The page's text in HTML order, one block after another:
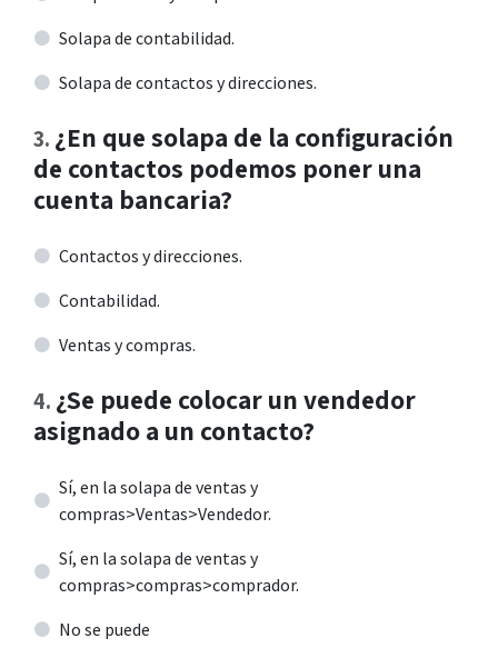
Solapa de contabilidad.
Solapa de contactos y direcciones.
3. ¿En que solapa de la configuración
de contactos podemos poner una
cuenta bancaria?
Contactos y direcciones.
Contabilidad.
Ventas y compras.
4. ¿Se puede colocar un vendedor
asignado a un contacto?
Sí, en la solapa de ventas y
compras>Ventas>Vendedor.
Sí, en la solapa de ventas y
compras>compras>comprador.
No se puede